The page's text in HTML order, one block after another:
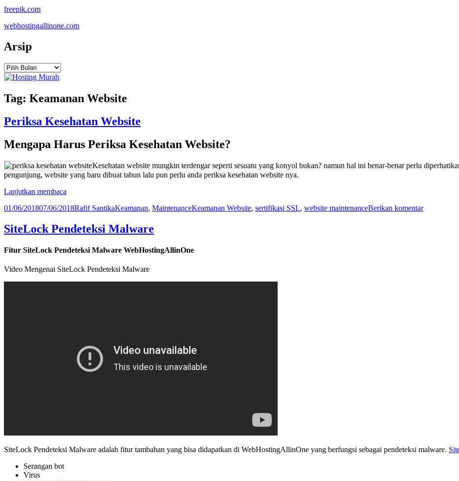
freepik.com
webhostingallinone.com
Arsip
Arsip
Tag: Keamanan Website
Periksa Kesehatan Website
Mengapa Harus Periksa Kesehatan Website?
Kesehatan website mungkin terdengar seperti sesuatu yang konyol bukan? namun hal ini benar-benar perlu
pengunjung, website yang baru dibuat tahun lalu pun perlu anda periksa kesehatan website nya.
Lanjutkan membaca
Website
Diposkan
01/06/201807/06/2018Penulis
Rafif SantikaKategori
Keamanan, MaintenanceTag
Keamanan Website, sertifikasi SSL, website maintenanceBerikan komentaruntuk
SiteLock Pendeteksi Malware
Fitur SiteLock Pendeteksi Malware WebHostingAllinOne
Video Mengenai SiteLock Pendeteksi Malware
SiteLock Pendeteksi Malware adalah fitur tambahan yang bisa didapatkan di WebHostingAllinOne yang berfungsi sebagai pendeteksi malware.
Serangan bot
Virus